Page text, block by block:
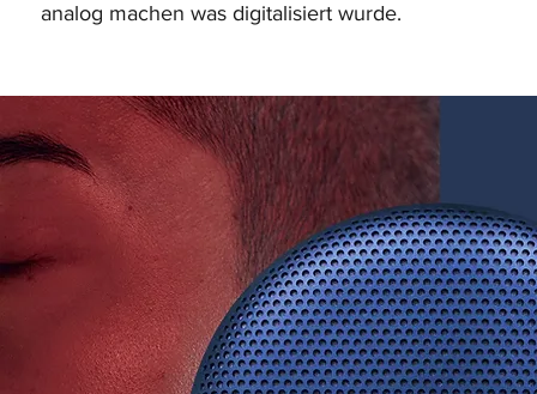
analog machen was digitalisiert wurde.